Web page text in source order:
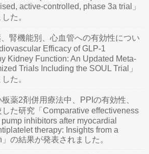
active-controlled, phase 3a trial」
た。
腎機能別、心血管への有効性につい
Efficacy of GLP-1
Kidney Function: An Updated Meta-
Trials Including the SOUL Trial」
た。
薬2剤併用療法中、PPIの有効性、
た研究「Comparative effectiveness
inhibitors after myocardial
therapy: Insights from a
の結果が発表されました。